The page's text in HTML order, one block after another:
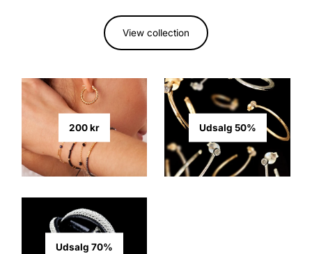
View collection
200 kr Udsalg 50%
Udsalg 70%